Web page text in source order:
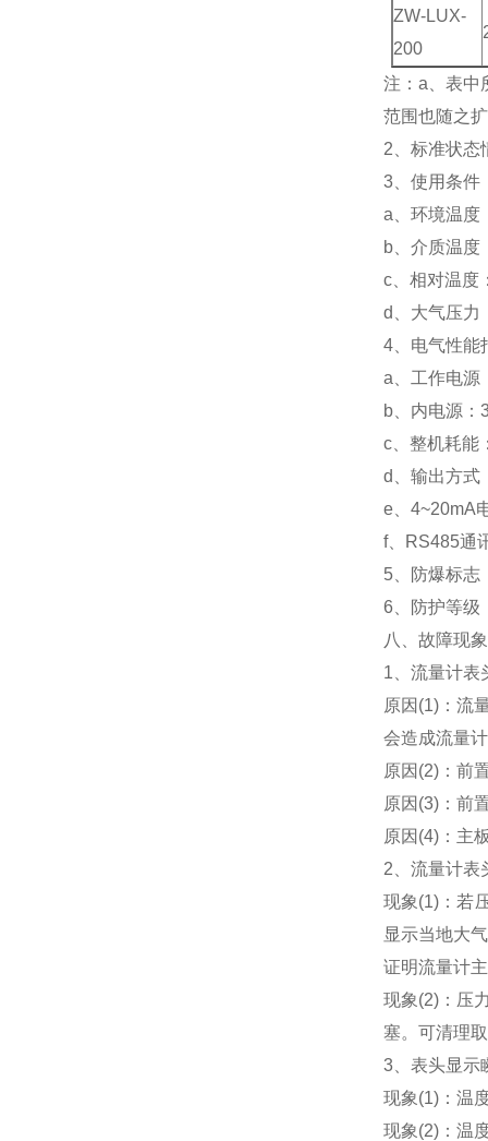
ZW-LUX-
200
注：a、表中
范围也
2、标准状态
3、使用条件
a、环境温度
b、介质温
c、相对温度
d、大气压力
4、电气性能
a、工作电源
b、内电源：
c、整机耗能
d、输出方式
e、4~20mA
f、RS485通
5、防爆标志
6、防护等级
八、故障现
1、流量计表
原因(1)：流
会造成流量
原因(2)：前
原因(3)：前
原因(4)：主
2、流量计表
现象(1)：若
显示当地大
证明流量计
现象(2)：压
塞。可清理
3、表头显示
现象(1)：温
现象(2)：温